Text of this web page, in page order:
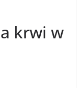
krwi w